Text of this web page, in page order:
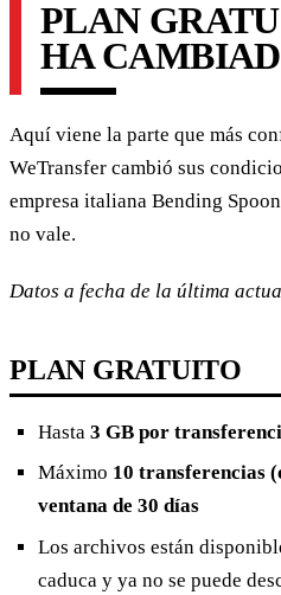
PLAN
HA
Aquí viene la parte que más
WeTransfer cambió sus
empresa italiana Bending
no vale.
Datos a fecha de la última
PLAN GRATUITO
Hasta 3 GB por
Máximo 10 transferencias
ventana de 30 días
Los archivos están
caduca y ya no se puede